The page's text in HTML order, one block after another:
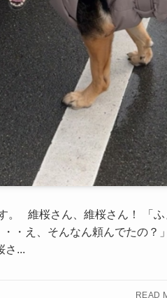
。 維桜さん、維桜さん！ 「
・え、そんなん頼んでたの？
さ...